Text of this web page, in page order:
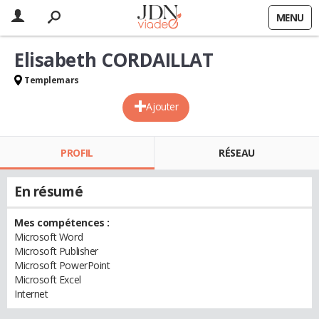
MENU
Ajouter
Elisabeth CORDAILLAT
Templemars
PROFIL RÉSEAU
En résumé
Mes compétences :
Microsoft Word
Microsoft Publisher
Microsoft PowerPoint
Microsoft Excel
Internet